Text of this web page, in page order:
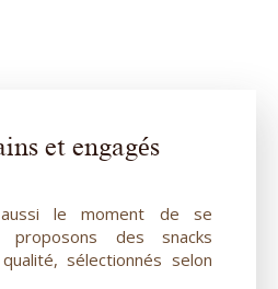
et engagés
le moment de se
proposons des snacks
sélectionnés selon